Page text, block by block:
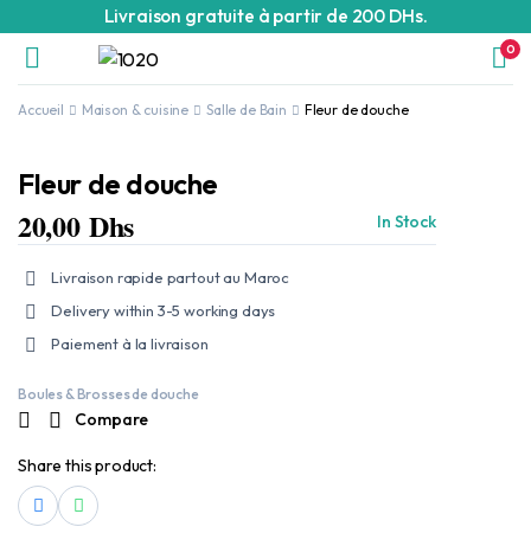
Livraison gratuite à partir de 200 DHs.
0
Accueil Maison & cuisine Salle de Bain Fleur de douche
Fleur de douche
20,00Dhs In Stock
Livraison rapide partout au Maroc
Delivery within 3-5 working days
Paiement à la livraison
Boules & Brosses de douche
Compare
Share this product: